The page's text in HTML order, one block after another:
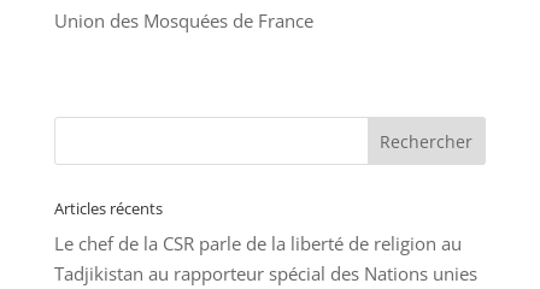
Union des Mosquées de France
Articles récents
Le chef de la CSR parle de la liberté de religion au
Tadjikistan au rapporteur spécial des Nations unies